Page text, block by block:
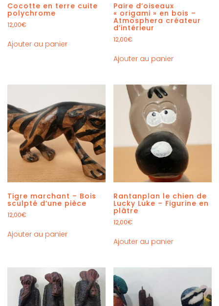
Cocotte en terre cuite
polychrome
12,00€
Ajouter au panier
Paire d’oiseaux
« origami » en bois –
Atmosphera créateur
d’intérieur
12,00€
Ajouter au panier
Tigre marchant – Bois
sculpté d’une pièce
12,00€
Ajouter au panier
Rantanplan le chien de
Lucky Luke – Figurine en
plâtre
12,00€
Ajouter au panier